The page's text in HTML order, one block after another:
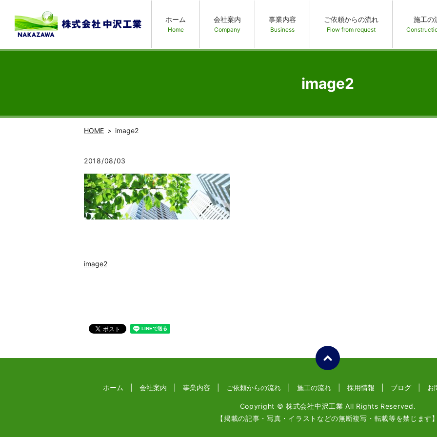
ホーム
Home
会社案内
Company
事業内容
Business
ご依頼からの流れ
Flow from request
施工の
image2
HOME image2
2018/08/03
image2
ホーム 会社案内 事業内容 ご依頼からの流れ 施工の流れ 採用情報 ブログ お
Copyright © 株式会社中沢工業 All Rights Reserved.
【掲載の記事・写真・イラストなどの無断複写・転載等を禁じます】